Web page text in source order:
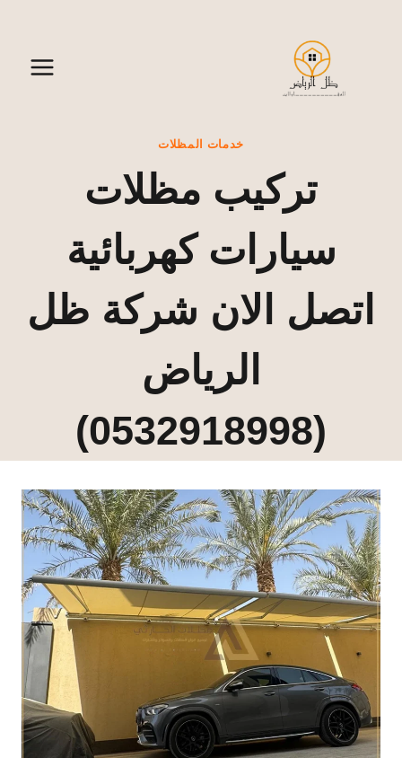
خدمات المظلات
تركيب مظلات
سيارات كهربائية
اتصل الان شركة ظل
الرياض
(0532918998)